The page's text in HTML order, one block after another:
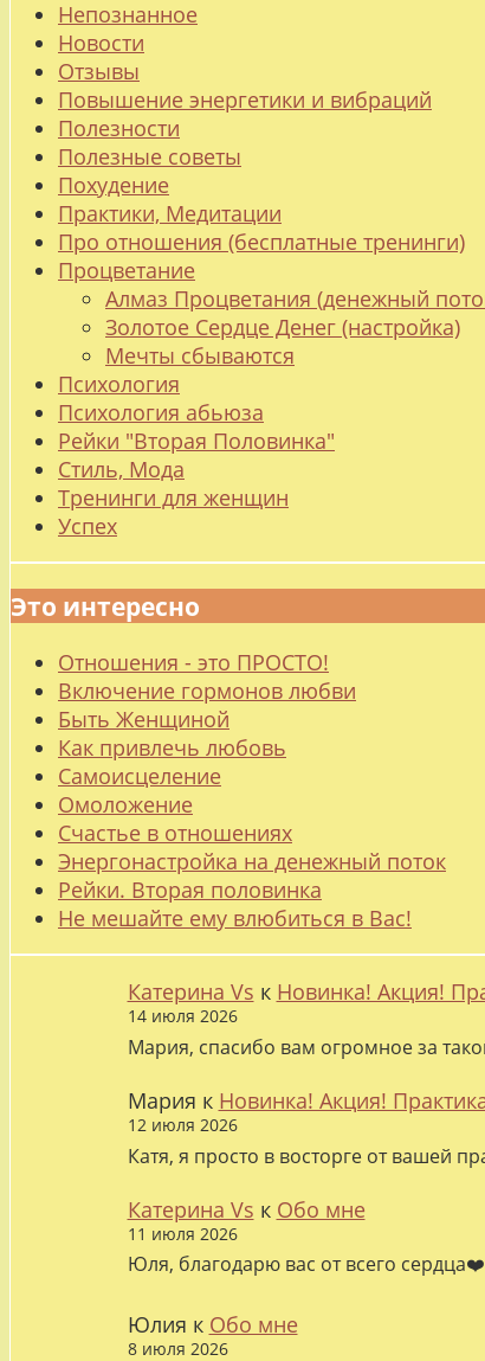
Непознанное
Новости
Отзывы
Повышение энергетики и вибраций
Полезности
Полезные советы
Похудение
Практики, Медитации
Про отношения (бесплатные тренинги)
Процветание
Алмаз Процветания (денежный
Золотое Сердце Денег (настройка)
Мечты сбываются
Психология
Психология абьюза
Рейки "Вторая Половинка"
Стиль, Мода
Тренинги для женщин
Успех
Это интересно
Отношения - это ПРОСТО!
Включение гормонов любви
Быть Женщиной
Как привлечь любовь
Самоисцеление
Омоложение
Счастье в отношениях
Энергонастройка на денежный поток
Рейки. Вторая половинка
Не мешайте ему влюбиться в Вас!
Катерина Vs к Новинка! Акция!
14 июля 2026
Мария, спасибо вам огромное за
Мария к Новинка! Акция!
12 июля 2026
Катя, я просто в восторге от вашей
Катерина Vs к Обо мне
11 июля 2026
Юля, благодарю вас от всего
Юлия к Обо мне
8 июля 2026